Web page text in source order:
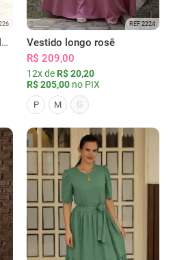
Vestido Chemise Jeans Clássica Serena
REF 2224
Vestido longo rosê
R$ 209,00
12x de R$ 20,20
R$ 205,00 no PIX
P M G